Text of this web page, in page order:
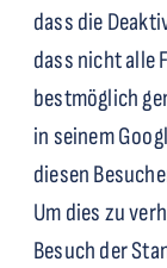
dass die
dass nicht alle
bestmöglich
in seinem
diesen
Um dies zu
Besuch der